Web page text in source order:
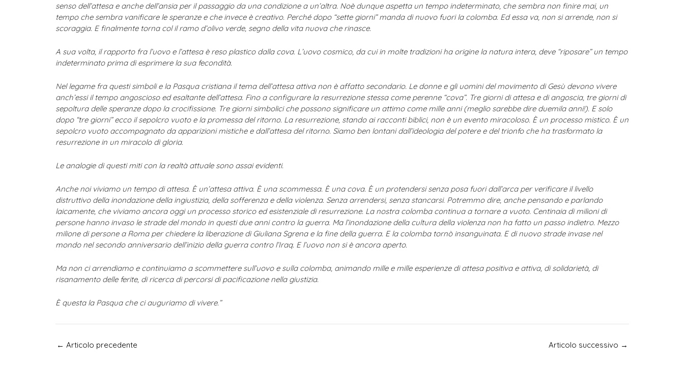
senso dell’attesa e anche dell’ansia per il passaggio da una condizione a un’altra. Noè dunque aspetta un tempo indeterminato, che sembra non finire mai, un
tempo che sembra vanificare le speranze e che invece è creativo. Perché dopo “sette giorni” manda di nuovo fuori la colomba. Ed essa va, non si arrende, non si
scoraggia. E finalmente torna col il ramo d’olivo verde, segno della vita nuova che rinasce.
A sua volta, il rapporto fra l’uovo e l’attesa è reso plastico dalla cova. L’uovo cosmico, da cui in molte tradizioni ha origine la natura intera, deve “riposare” un tempo
indeterminato prima di esprimere la sua fecondità.
Nel legame fra questi simboli e la Pasqua cristiana il tema dell’attesa attiva non è affatto secondario. Le donne e gli uomini del movimento di Gesù devono vivere
anch’essi il tempo angoscioso ed esaltante dell’attesa. Fino a configurare la resurrezione stessa come perenne “cova”. Tre giorni di attesa e di angoscia, tre giorni di
sepoltura delle speranze dopo la crocifissione. Tre giorni simbolici che possono significare un attimo come mille anni (meglio sarebbe dire duemila anni!). E solo
dopo “tre giorni” ecco il sepolcro vuoto e la promessa del ritorno. La resurrezione, stando ai racconti biblici, non è un evento miracoloso. È un processo mistico. È un
sepolcro vuoto accompagnato da apparizioni mistiche e dall’attesa del ritorno. Siamo ben lontani dall’ideologia del potere e del trionfo che ha trasformato la
resurrezione in un miracolo di gloria.
Le analogie di questi miti con la realtà attuale sono assai evidenti.
Anche noi viviamo un tempo di attesa. È un’attesa attiva. È una scommessa. È una cova. È un protendersi senza posa fuori dall’arca per verificare il livello
distruttivo della inondazione della ingiustizia, della sofferenza e della violenza. Senza arrendersi, senza stancarsi. Potremmo dire, anche pensando e parlando
laicamente, che viviamo ancora oggi un processo storico ed esistenziale di resurrezione. La nostra colomba continua a tornare a vuoto. Centinaia di milioni di
persone hanno invaso le strade del mondo in questi due anni contro la guerra. Ma l’inondazione della cultura della violenza non ha fatto un passo indietro. Mezzo
milione di persone a Roma per chiedere la liberazione di Giuliana Sgrena e la fine della guerra. E la colomba tornò insanguinata. E di nuovo strade invase nel
mondo nel secondo anniversario dell’inizio della guerra contro l’Iraq. E l’uovo non si è ancora aperto.
Ma non ci arrendiamo e continuiamo a scommettere sull’uovo e sulla colomba, animando mille e mille esperienze di attesa positiva e attiva, di solidarietà, di
risanamento delle ferite, di ricerca di percorsi di pacificazione nella giustizia.
È questa la Pasqua che ci auguriamo di vivere.”
Navigazione
← Articolo precedente Articolo successivo →